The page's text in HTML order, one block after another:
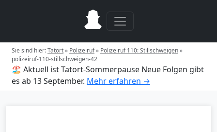
Sie sind hier:Tatort» Polizeiruf» Polizeiruf 110: Stillschweigen»
polizeiruf-110-stillschweigen-42
🏖️ Aktuell ist Tatort-Sommerpause Neue Folgen gibt
es ab 13 September. Mehr erfahren →